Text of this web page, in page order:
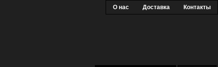
О нас Доставка Контакты